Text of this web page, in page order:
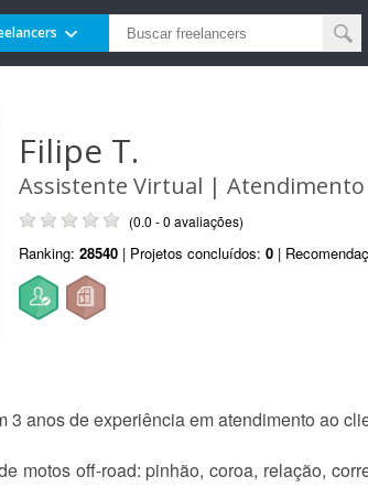
Filipe T.
Assistente Virtual | Atendimento
(0.0 - 0 avaliações)
Ranking: 28540 | Projetos concluídos: 0 |
3 anos de experiência em atendimento ao
motos off-road: pinhão, coroa, relação,